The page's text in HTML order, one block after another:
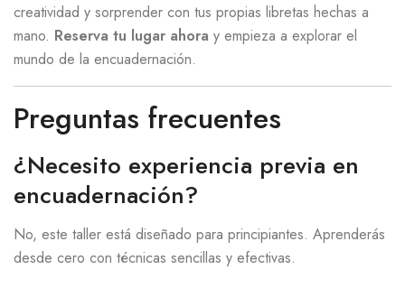
creatividad y sorprender con tus propias libretas hechas a
mano. Reserva tu lugar ahora y empieza a explorar el
mundo de la encuadernación.
Preguntas frecuentes
¿Necesito experiencia previa en
encuadernación?
No, este taller está diseñado para principiantes. Aprenderás
desde cero con técnicas sencillas y efectivas.